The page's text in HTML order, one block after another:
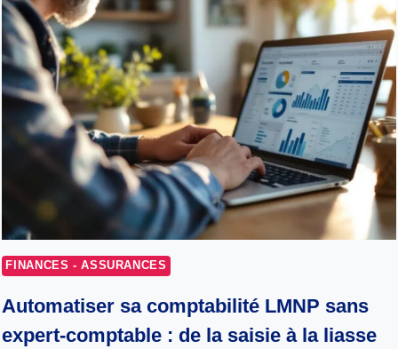
FINANCES - ASSURANCES
Automatiser sa comptabilité LMNP sans
expert-comptable : de la saisie à la liasse